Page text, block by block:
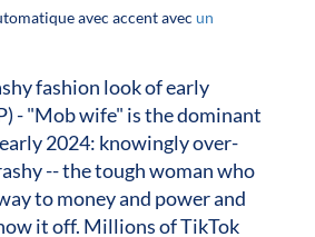
avec accent avec un
fashion look of early
- "Mob wife" is the dominant
2024: knowingly over-
-- the tough woman who
to money and power and
it off. Millions of TikTok